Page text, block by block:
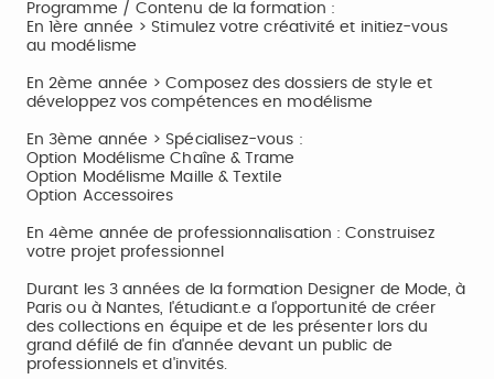
Programme / Contenu de la formation :
En 1ère année > Stimulez votre créativité et initiez-vous
au modélisme
En 2ème année > Composez des dossiers de style et
développez vos compétences en modélisme
En 3ème année > Spécialisez-vous :
Option Modélisme Chaîne & Trame
Option Modélisme Maille & Textile
Option Accessoires
En 4ème année de professionnalisation : Construisez
votre projet professionnel
Durant les 3 années de la formation Designer de Mode, à
Paris ou à Nantes, l'étudiant.e a l'opportunité de créer
des collections en équipe et de les présenter lors du
grand défilé de fin d'année devant un public de
professionnels et d'invités.